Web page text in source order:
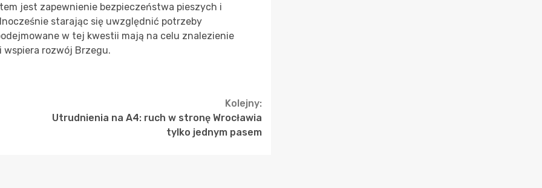
jest zapewnienie bezpieczeństwa pieszych i
starając się uwzględnić potrzeby
w tej kwestii mają na celu znalezienie
rozwój Brzegu.
Kolejny:
Utrudnienia na A4: ruch w stronę Wrocławia
tylko jednym pasem